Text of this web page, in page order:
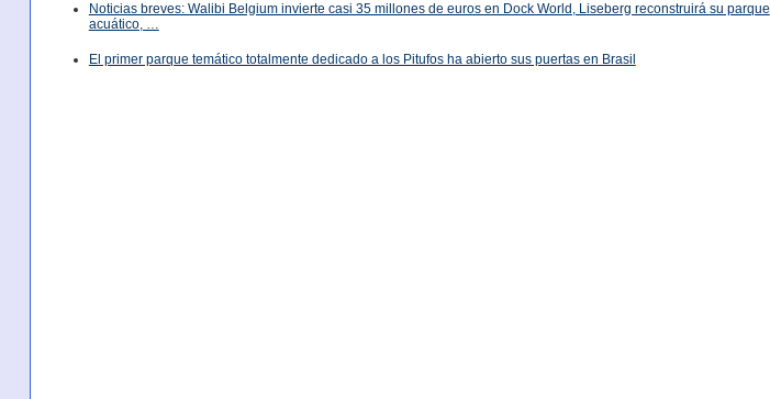
Noticias breves: Walibi Belgium invierte casi 35 millones de euros en Dock World, Liseberg reconstruirá su parque
acuático, …
El primer parque temático totalmente dedicado a los Pitufos ha abierto sus puertas en Brasil